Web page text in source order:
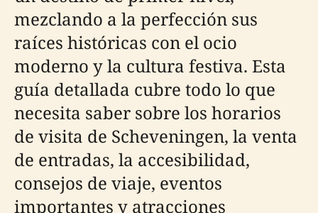
mezclando a la perfección sus
raíces históricas con el ocio
moderno y la cultura festiva. Esta
guía detallada cubre todo lo que
necesita saber sobre los horarios
de visita de Scheveningen, la venta
de entradas, la accesibilidad,
consejos de viaje, eventos
importantes y atracciones